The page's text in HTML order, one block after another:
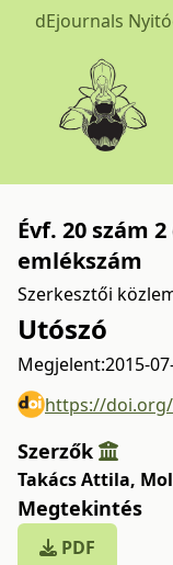
dEjournals
Évf. 20 szám
emlékszám
Szerkesztői
Utószó
Megjelent:2015-
https://doi.org/
Szerzők
Takács Attila,
Megtekintés
PDF